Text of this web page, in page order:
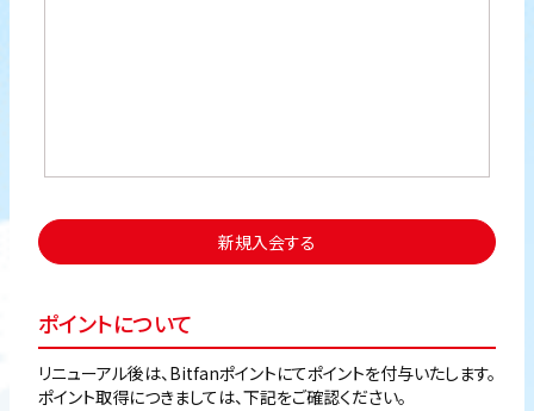
新規入会する
ポイントについて
リニューアル後は、Bitfanポイントにてポイントを付与いたします。
ポイント取得につきましては、下記をご確認ください。